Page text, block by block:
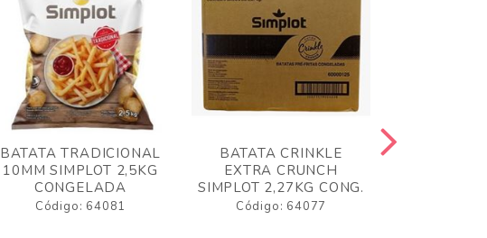
BATATA TRADICIONAL
10MM SIMPLOT 2,5KG
CONGELADA
Código: 64081
BATATA CRINKLE
EXTRA CRUNCH
SIMPLOT 2,27KG CONG.
Código: 64077